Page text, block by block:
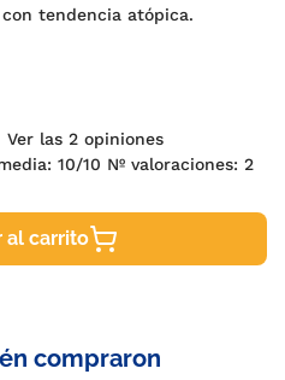
tendencia atópica.
Ver las 2 opiniones
media:10/10 Nº valoraciones:2
al carrito
compraron